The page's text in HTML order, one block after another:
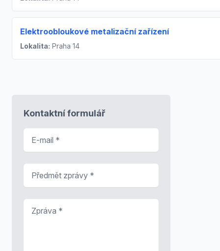
Elektroobloukové metalizační zařízení
Lokalita: Praha 14
Kontaktní formulář